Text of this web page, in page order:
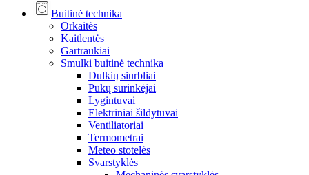
Buitinė technika
Orkaitės
Kaitlentės
Gartraukiai
Smulki buitinė technika
Dulkių siurbliai
Pūkų surinkėjai
Lygintuvai
Elektriniai šildytuvai
Ventiliatoriai
Termometrai
Meteo stotelės
Svarstyklės